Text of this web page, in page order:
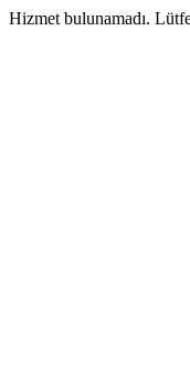
Hizmet bulunamadı.